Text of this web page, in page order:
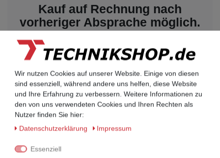
Kauf auf Rechnung nach
vorheriger Absprache möglich.
öffentliche & staatliche Einrichtungen, Schulen,
Universitäten und Institute können bei uns auf
Nehmen Sie dazu einfach telefonisch oder per
Email Kontakt mit uns auf.
UNIFY Mobilteile
Wir nutzen Cookies auf unserer Website. Einige von diesen
sind essenziell, während andere uns helfen, diese Website
und Ihre Erfahrung zu verbessern. Weitere Informationen zu
den von uns verwendeten Cookies und Ihren Rechten als
Nutzer finden Sie hier:
Daten­schutz­erklärung
Impressum
Essenziell